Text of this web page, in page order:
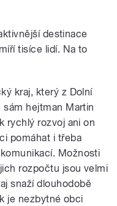
destinace
tisíce lidí. Na to
kraj, který z Dolní
hejtman Martin
rychlý rozvoj ani on
pomáhat i třeba
Možnosti
rozpočtu jsou velmi
snaží dlouhodobě
je nezbytné obci